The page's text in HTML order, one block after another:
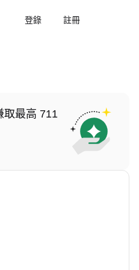
登錄 註冊
取最高 711